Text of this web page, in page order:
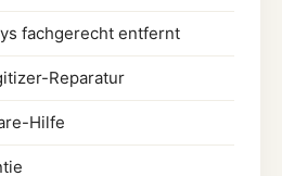
fachgerecht entfernt
Reparatur
Hilfe